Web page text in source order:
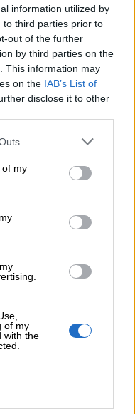
information utilized by
to third parties prior to
out of the further
by third parties on the
This information may
on the IAB’s List of
disclose it to other
of my
of my
with the
Δημοφιλή
Analyst, διευθυντής
θα πει ο Ασφαλιστικός
υγείας;